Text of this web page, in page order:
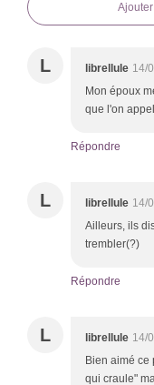
L librellule 14/
Mon époux
que l'on
Répondre
L librellule 14/
Ailleurs, ils
trembler(?)
Répondre
L librellule 14/
Bien aimé ce
qui craule"